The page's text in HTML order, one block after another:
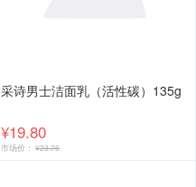
采诗男士洁面乳（活性碳）135g
¥19.80
市场价： ¥23.76